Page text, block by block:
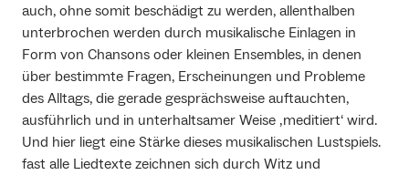
auch, ohne somit beschädigt zu werden, allenthalben
unterbrochen werden durch musikalische Einlagen in
Form von Chansons oder kleinen Ensembles, in denen
über bestimmte Fragen, Erscheinungen und Probleme
des Alltags, die gerade gesprächsweise auftauchten,
ausführlich und in unterhaltsamer Weise ‚meditiert‘ wird.
Und hier liegt eine Stärke dieses musikalischen Lustspiels.
fast alle Liedtexte zeichnen sich durch Witz und